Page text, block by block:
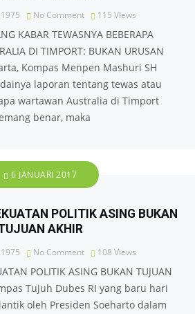
No Comment 115 Views
KABAR TEWASNYA BEBERAPA
DI TIMPORT: BUKAN URUSAN
Kompas Menpen Mashuri SH
laporan tentang tewas atau
wartawan Australia di Timport
benar, maka
6 JANUARI 2017
POLITIK ASING BUKAN
AKHIR
No Comment 108 Views
POLITIK ASING BUKAN TUJUAN
Tujuh Dubes RI yang baru hari
oleh Presiden Soeharto dalam